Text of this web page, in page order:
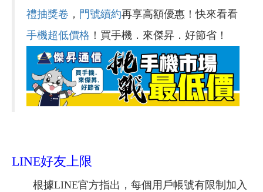
禮抽獎卷 ， 門號續約再享高額優惠！快來看看
手機超低價格 ！買手機．來傑昇．好節省！
LINE好友上限
根據LINE官方指出，每個用戶帳號有限制加入